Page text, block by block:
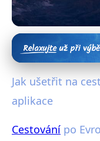
Cestování za méně
Ušetřete
Top
Jak ušetřit na
aplikace
Cestování po